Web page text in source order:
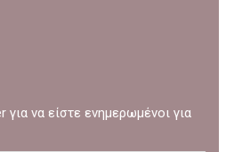
να είστε ενημερωμένοι για